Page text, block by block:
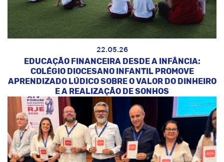
22.05.26
EDUCAÇÃO FINANCEIRA DESDE A INFÂNCIA:
COLÉGIO DIOCESANO INFANTIL PROMOVE
APRENDIZADO LÚDICO SOBRE O VALOR DO DINHEIRO
E A REALIZAÇÃO DE SONHOS